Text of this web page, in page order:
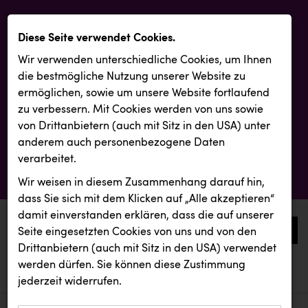
0
aktuelle aussendungen
aktuelle aussendungen
Diese Seite verwendet Cookies.
Wir verwenden unterschiedliche Cookies, um Ihnen
die best­mögliche Nutzung unserer Website zu
ermöglichen, sowie um unsere Website fortlaufend
zu verbessern. Mit Cookies werden von uns sowie
von Drittanbietern (auch mit Sitz in den USA) unter
anderem auch personenbezogene Daten
verarbeitet.
Wir weisen in diesem Zusammenhang darauf hin,
dass Sie sich mit dem Klicken auf „Alle akzeptieren“
damit ein­ver­standen erklären, dass die auf unserer
Seite eingesetzten Cookies von uns und von den
Drittanbietern (auch mit Sitz in den USA) verwendet
werden dürfen. Sie können diese Zustimmung
jederzeit widerrufen.